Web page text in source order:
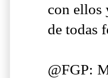
con ellos
de todas
@FGP: